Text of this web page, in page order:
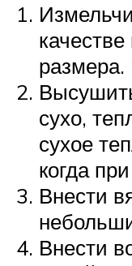
размера.
сухо,
сухое
когда
Внести
Внести